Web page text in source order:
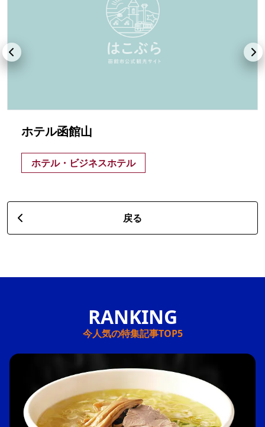
ホテル函館山
ホテル・ビジネスホテル
戻る
今人気の特集記事TOP5